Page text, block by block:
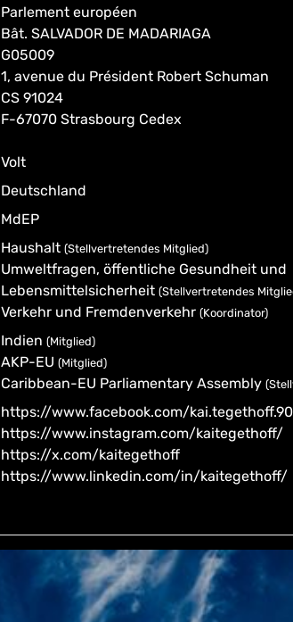
Parlement européen
Bât. SALVADOR DE MADARIAGA
G05009
1, avenue du Président Robert Schuman
CS 91024
F-67070 Strasbourg Cedex
Volt
Deutschland
MdEP
Haushalt(Stellvertretendes Mitglied)
Umweltfragen, öffentliche Gesundheit und
Lebensmittelsicherheit(Stellvertretendes
Verkehr und Fremdenverkehr(Koordinator)
Indien(Mitglied)
AKP-EU(Mitglied)
Caribbean-EU Parliamentary Assembly
https://www.facebook.com/kai.tegethoff.90
https://www.instagram.com/kaitegethoff/
https://x.com/kaitegethoff
https://www.linkedin.com/in/kaitegethoff/